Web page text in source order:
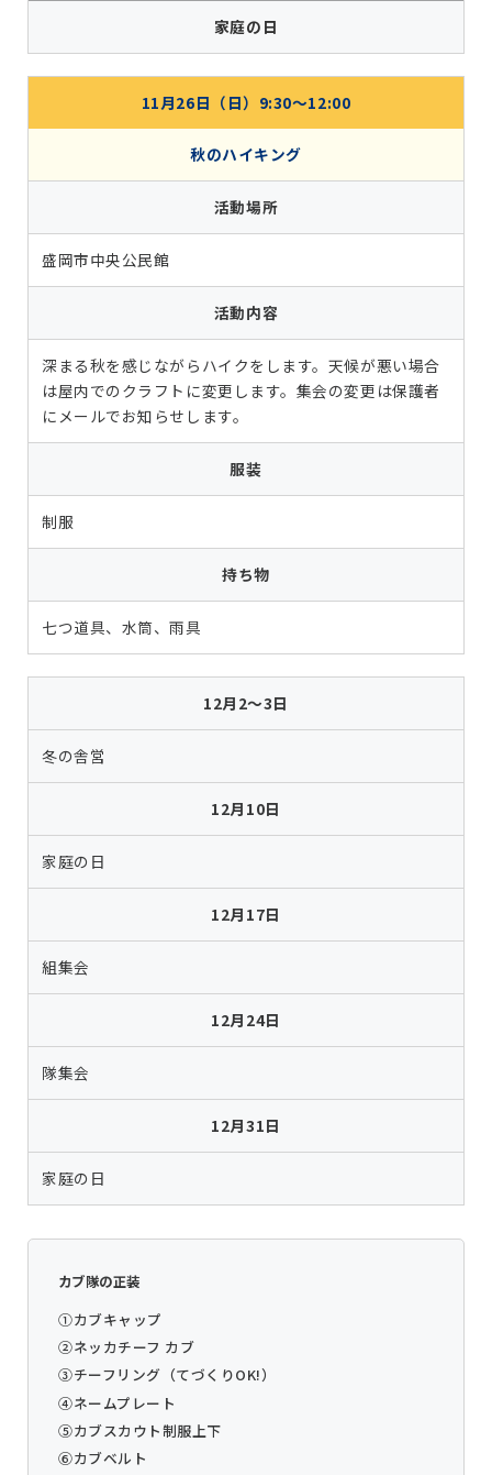
家庭の日
11月26日（日）9:30〜12:00
秋のハイキング
活動場所
盛岡市中央公民館
活動内容
深まる秋を感じながらハイクをします。天候が悪い場合
は屋内でのクラフトに変更します。集会の変更は保護者
にメールでお知らせします。
服装
制服
持ち物
七つ道具、水筒、雨具
12月2〜3日
冬の舎営
12月10日
家庭の日
12月17日
組集会
12月24日
隊集会
12月31日
家庭の日
カブ隊の正装
①カブキャップ
②ネッカチーフ カブ
③チーフリング（てづくりOK!）
④ネームプレート
⑤カブスカウト制服上下
⑥カブベルト